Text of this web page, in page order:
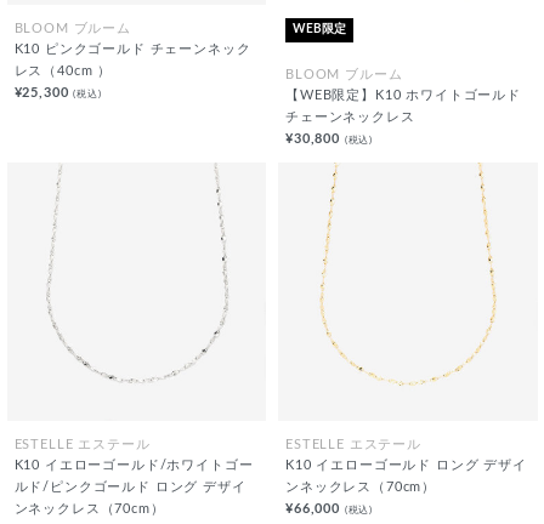
BLOOM ブルーム
K10 ピンクゴールド チェーンネック
レス（40cm ）
¥25,300(税込)
WEB限定
BLOOM ブルーム
【WEB限定】K10 ホワイトゴールド
チェーンネックレス
¥30,800 (税込)
ESTELLE エステール
K10 イエローゴールド/ホワイトゴー
ルド/ピンクゴールド ロング デザイ
ンネックレス（70cm）
ESTELLE エステール
K10 イエローゴールド ロング デザイ
ンネックレス（70cm）
¥66,000 (税込)